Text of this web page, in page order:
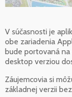
V súčasnosti je
obe zariadenia
bude portovaná
desktop verziou
Záujemcovia si
základnej verzii